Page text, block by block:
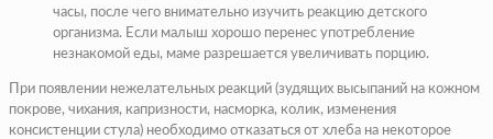
часы, после чего внимательно изучить реакцию детского
организма. Если малыш хорошо перенес употребление
незнакомой еды, маме разрешается увеличивать порцию.
При появлении нежелательных реакций (зудящих высыпаний на кожном
покрове, чихания, капризности, насморка, колик, изменения
консистенции стула) необходимо отказаться от хлеба на некоторое